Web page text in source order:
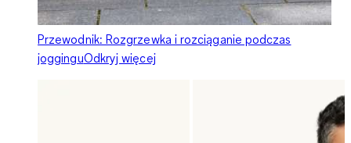
Przewodnik: Rozgrzewka i rozciąganie podczas
jogginguOdkryj więcej